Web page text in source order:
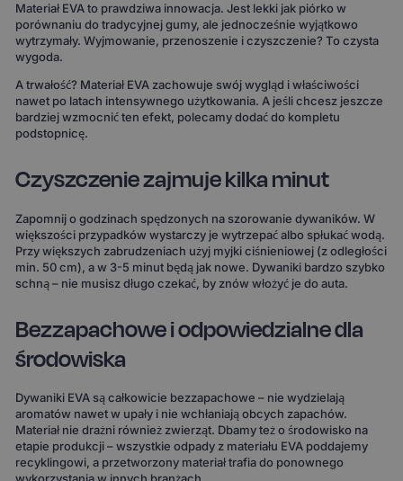
Materiał EVA to prawdziwa innowacja. Jest lekki jak piórko w
porównaniu do tradycyjnej gumy, ale jednocześnie wyjątkowo
wytrzymały. Wyjmowanie, przenoszenie i czyszczenie? To czysta
wygoda.
A trwałość? Materiał EVA zachowuje swój wygląd i właściwości
nawet po latach intensywnego użytkowania. A jeśli chcesz jeszcze
bardziej wzmocnić ten efekt, polecamy dodać do kompletu
podstopnicę.
Czyszczenie zajmuje kilka minut
Zapomnij o godzinach spędzonych na szorowanie dywaników. W
większości przypadków wystarczy je wytrzepać albo spłukać wodą.
Przy większych zabrudzeniach użyj myjki ciśnieniowej (z odległości
min. 50 cm), a w 3-5 minut będą jak nowe. Dywaniki bardzo szybko
schną – nie musisz długo czekać, by znów włożyć je do auta.
Bezzapachowe i odpowiedzialne dla
środowiska
Dywaniki EVA są całkowicie bezzapachowe – nie wydzielają
aromatów nawet w upały i nie wchłaniają obcych zapachów.
Materiał nie drażni również zwierząt. Dbamy też o środowisko na
etapie produkcji – wszystkie odpady z materiału EVA poddajemy
recyklingowi, a przetworzony materiał trafia do ponownego